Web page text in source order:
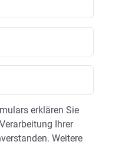
erklären Sie
Ihrer
Weitere